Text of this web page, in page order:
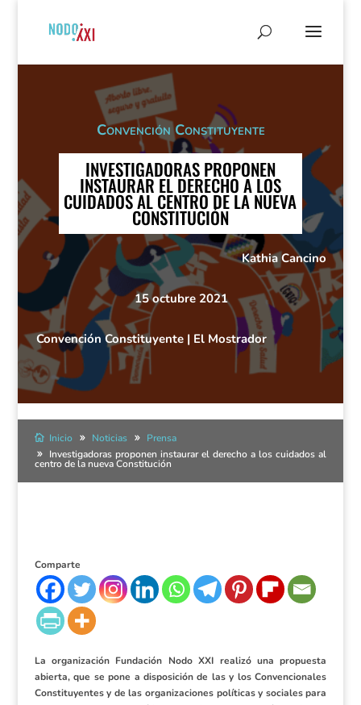
Convención Constituyente
INVESTIGADORAS PROPONEN
INSTAURAR EL DERECHO A LOS
CUIDADOS AL CENTRO DE LA NUEVA
CONSTITUCIÓN
Kathia Cancino
15 octubre 2021
Convención Constituyente| El Mostrador
Inicio Noticias
Prensa
Investigadoras proponen instaurar el derecho a los cuidados al
centro de la nueva Constitución
Comparte
La organización Fundación Nodo XXI realizó una propuesta
abierta, que se pone a disposición de las y los Convencionales
Constituyentes y de las organizaciones políticas y sociales para